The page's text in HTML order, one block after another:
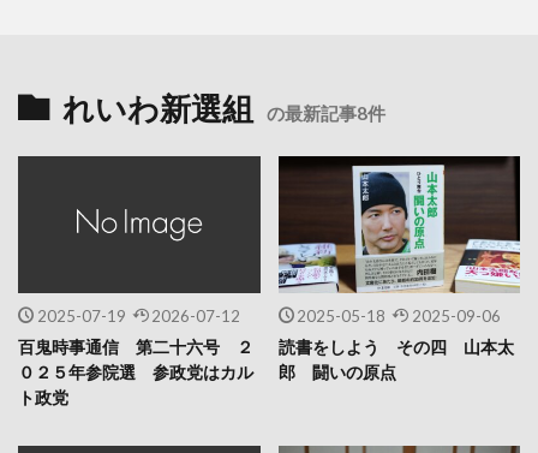
れいわ新選組 の最新記事8件
2025-07-19 2026-07-12
百鬼時事通信 第二十六号 ２
０２５年参院選 参政党はカル
ト政党
2025-05-18 2025-09-06
読書をしよう その四 山本太
郎 闘いの原点